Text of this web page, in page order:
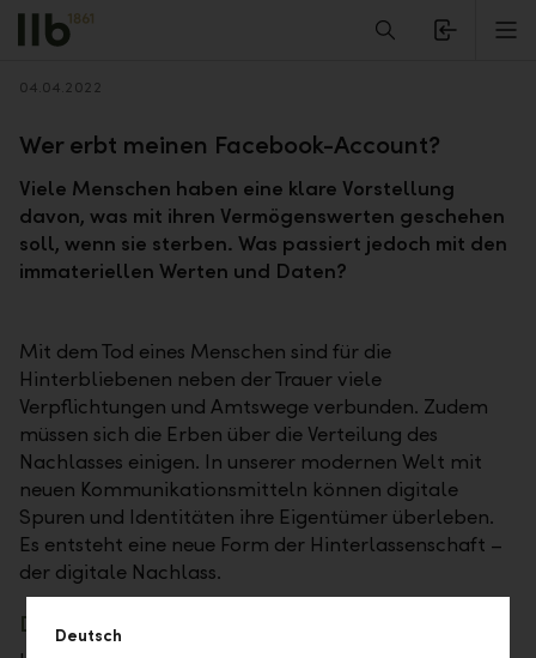
Alerts.Headline
Zurück
04.04.2022
Wer erbt meinen Facebook-Account?
Viele Menschen haben eine klare Vorstellung
davon, was mit ihren Vermögenswerten geschehen
soll, wenn sie sterben. Was passiert jedoch mit den
immateriellen Werten und Daten?
Mit dem Tod eines Menschen sind für die
Hinterbliebenen neben der Trauer viele
Verpflichtungen und Amtswege verbunden. Zudem
müssen sich die Erben über die Verteilung des
Nachlasses einigen. In unserer modernen Welt mit
neuen Kommunikationsmitteln können digitale
Spuren und Identitäten ihre Eigentümer überleben.
Es entsteht eine neue Form der Hinterlassenschaft –
der digitale Nachlass.
Digitaler Nachlass
Deutsch